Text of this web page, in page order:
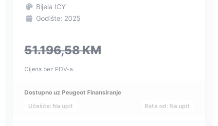
Bijela ICY
Godište: 2025
51.196,58 KM
Cijena bez PDV-a.
Dostupno uz Peugeot Finansiranje
Učešće: Na upit
Rata od: Na upit